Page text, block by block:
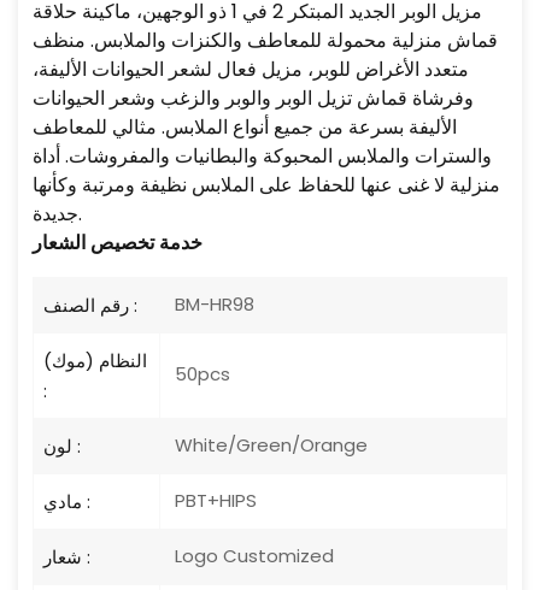
مزيل الوبر الجديد المبتكر 2 في 1 ذو الوجهين، ماكينة حلاقة
قماش منزلية محمولة للمعاطف والكنزات والملابس. منظف
متعدد الأغراض للوبر، مزيل فعال لشعر الحيوانات الأليفة،
وفرشاة قماش تزيل الوبر والوبر والزغب وشعر الحيوانات
الأليفة بسرعة من جميع أنواع الملابس. مثالي للمعاطف
والسترات والملابس المحبوكة والبطانيات والمفروشات. أداة
منزلية لا غنى عنها للحفاظ على الملابس نظيفة ومرتبة وكأنها
جديدة.
خدمة تخصيص الشعار
رقم الصنف : BM-HR98
النظام (موك)
:
50pcs
لون : White/Green/Orange
مادي : PBT+HIPS
شعار : Logo Customized